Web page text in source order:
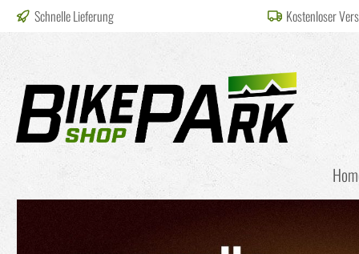
Zur Hauptnavigation springen
Schnelle Lieferung Kostenloser